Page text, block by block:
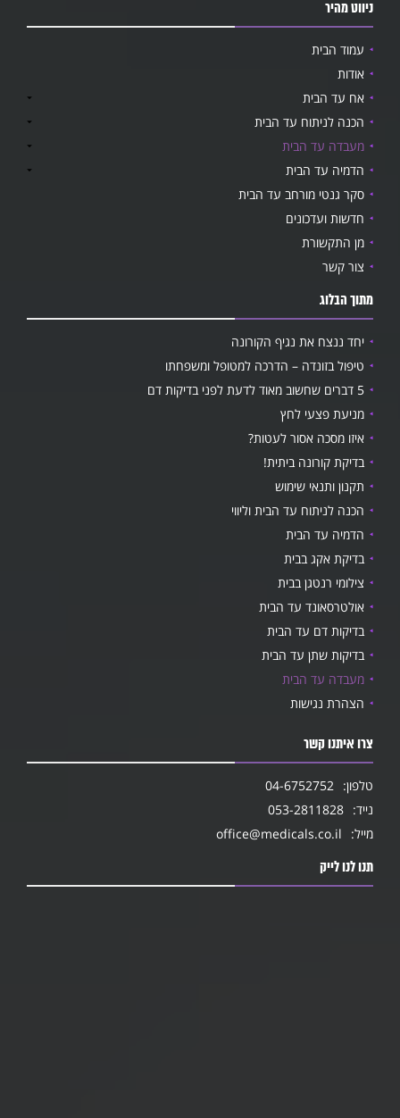
ניווט מהיר
עמוד הבית
אודות
אח עד הבית
הכנה לניתוח עד הבית
מעבדה עד הבית
הדמיה עד הבית
סקר גנטי מורחב עד הבית
חדשות ועדכונים
מן התקשורת
צור קשר
מתוך הבלוג
יחד ננצח את נגיף הקורונה
טיפול בזונדה – הדרכה למטופל ומשפחתו
5 דברים שחשוב מאוד לדעת לפני בדיקות דם
מניעת פצעי לחץ
איזו מסכה אסור לעטות?
בדיקת קורונה ביתית!
תקנון ותנאי שימוש
הכנה לניתוח עד הבית וליווי
הדמיה עד הבית
בדיקת אקג בבית
צילומי רנטגן בבית
אולטרסאונד עד הבית
בדיקות דם עד הבית
בדיקות שתן עד הבית
מעבדה עד הבית
הצהרת נגישות
צרו איתנו קשר
טלפון:
04-6752752
נייד:
053-2811828
מייל:
office@medicals.co.il
תנו לנו לייק